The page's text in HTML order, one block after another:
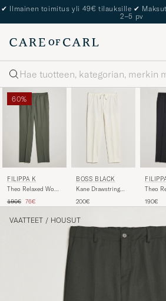
✔ Ilmainen toimitus yli 49€ tilauksille ✔
2–5 pv
Haku
60%
FILIPPA K
Theo Relaxed Wool
Green
Tavallinen hinta
190€ Alennettu hinta
76€
BOSS BLACK
Kane Drawstring
White
200€
Theo
190€
VAATTEET / HOUSUT